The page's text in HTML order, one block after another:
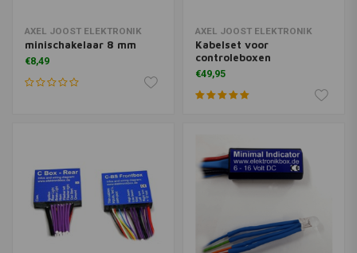
AXEL JOOST ELEKTRONIK
minischakelaar 8 mm
€8,49
AXEL JOOST ELEKTRONIK
Kabelset voor
controleboxen
€49,95